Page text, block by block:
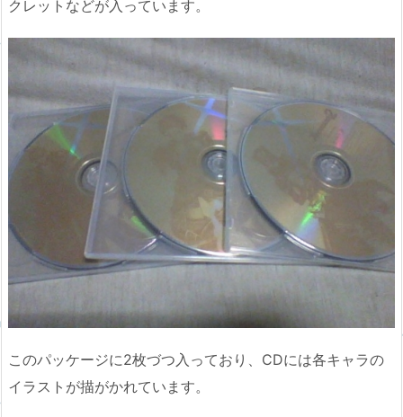
クレットなどが入っています。
このパッケージに2枚づつ入っており、CDには各キャラの
イラストが描がかれています。